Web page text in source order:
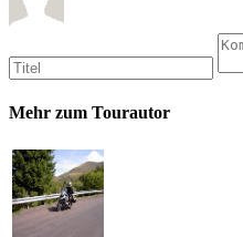
Mehr zum Tourautor